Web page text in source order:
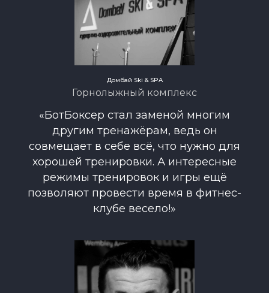
Домбай Ski & SPA
Горнолыжный комплекс
«БотБоксер стал заменой многим
другим тренажёрам, ведь он
совмещает в себе всё, что нужно для
хорошей тренировки. А интересные
режимы тренировок и игры ещё
позволяют провести время в фитнес-
клубе весело!»